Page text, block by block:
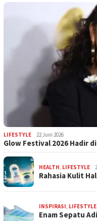
LIFESTYLE 22 Juni 2026
Glow Festival 2026 Hadir
HEALTH, LIFESTYLE
Rahasia Kulit
INSPIRASI, LIFESTYLE
Enam Sepatu